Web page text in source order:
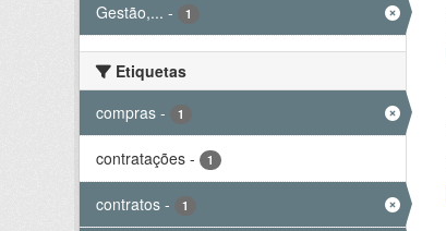
Gestão,... - 1
Etiquetas
compras - 1
contratações - 1
contratos - 1